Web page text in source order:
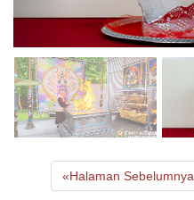
«Halaman Sebelumnya